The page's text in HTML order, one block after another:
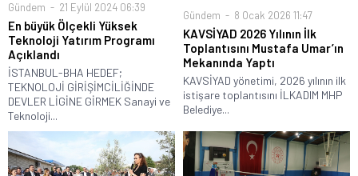
Gündem 21 Eylül 2024 06:39
En büyük Ölçekli Yüksek
Teknoloji Yatırım Programı
Açıklandı
İSTANBUL-BHA HEDEF;
TEKNOLOJİ GİRİŞİMCİLİĞİNDE
DEVLER LİGİNE GİRMEK Sanayi ve
Teknoloji...
Gündem 8 Ocak 2026 11:47
KAVSİYAD 2026 Yılının İlk
Toplantısını Mustafa Umar’ın
Mekanında Yaptı
KAVSİYAD yönetimi, 2026 yılının ilk
istişare toplantısını İLKADIM MHP
Belediye...